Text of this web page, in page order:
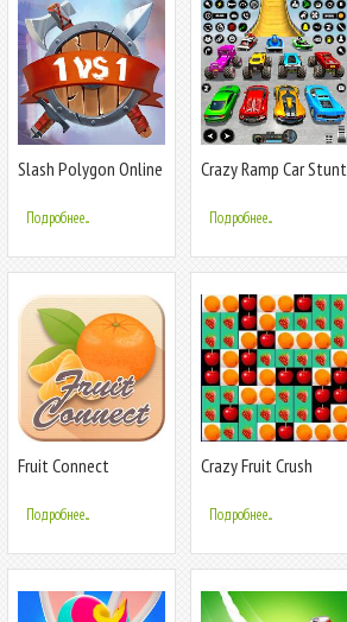
Slash Polygon Online
Подробнее...
Crazy Ramp Car Stunt
Подробнее...
Fruit Connect
Подробнее...
Crazy Fruit Crush
Подробнее...